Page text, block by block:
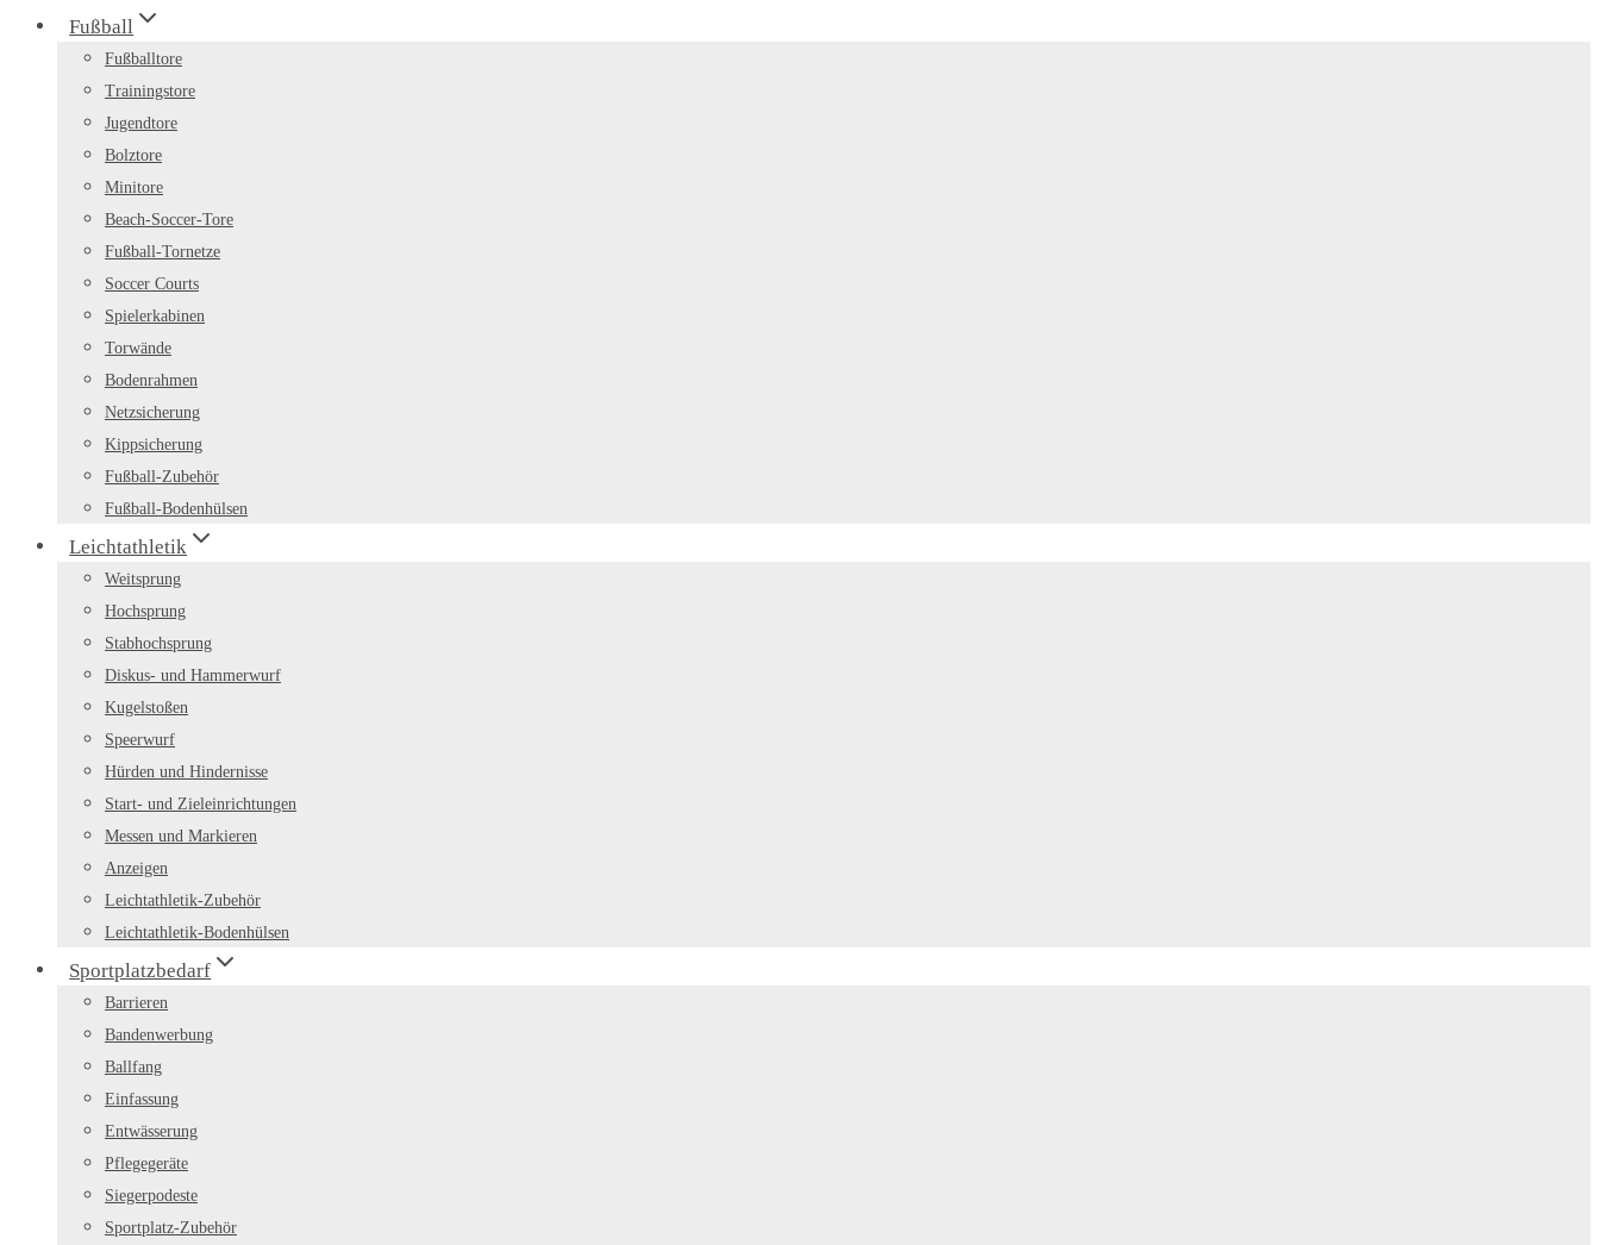
Fußball
Fußballtore
Trainingstore
Jugendtore
Bolztore
Minitore
Beach-Soccer-Tore
Fußball-Tornetze
Soccer Courts
Spielerkabinen
Torwände
Bodenrahmen
Netzsicherung
Kippsicherung
Fußball-Zubehör
Fußball-Bodenhülsen
Leichtathletik
Weitsprung
Hochsprung
Stabhochsprung
Diskus- und Hammerwurf
Kugelstoßen
Speerwurf
Hürden und Hindernisse
Start- und Zieleinrichtungen
Messen und Markieren
Anzeigen
Leichtathletik-Zubehör
Leichtathletik-Bodenhülsen
Sportplatzbedarf
Barrieren
Bandenwerbung
Ballfang
Einfassung
Entwässerung
Pflegegeräte
Siegerpodeste
Sportplatz-Zubehör